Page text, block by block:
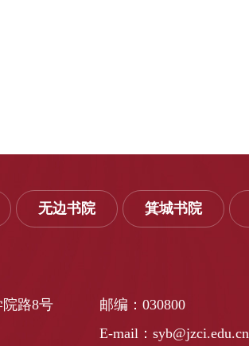
无边书院 箕城书院
院路8号
邮编：030800
E-mail：syb@jzci.edu.cn